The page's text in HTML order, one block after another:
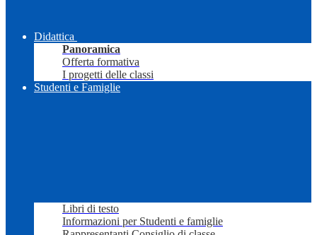
Didattica
Panoramica
Offerta formativa
I progetti delle classi
Studenti e Famiglie
Libri di testo
Informazioni per Studenti e famiglie